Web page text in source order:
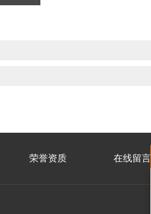
荣誉资质 在线留言